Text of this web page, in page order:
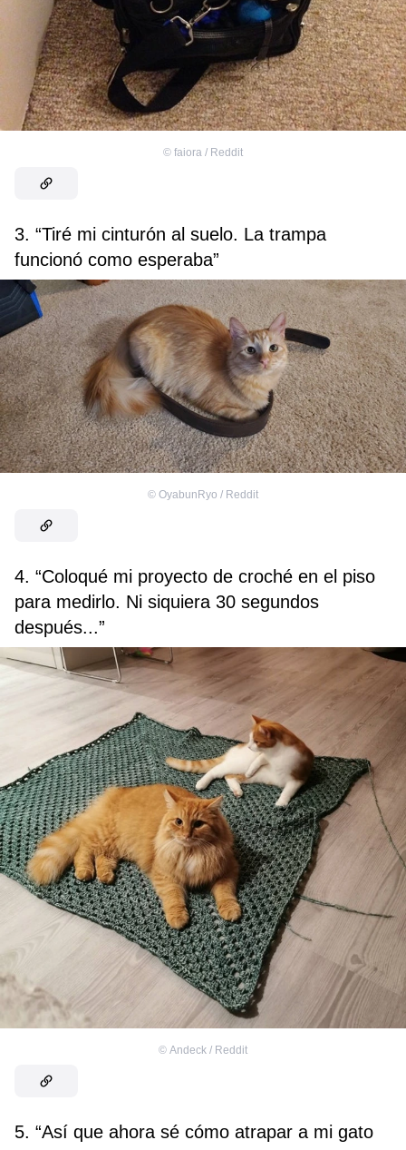
© faiora / Reddit
3. “Tiré mi cinturón al suelo. La trampa
funcionó como esperaba”
© OyabunRyo / Reddit
4. “Coloqué mi proyecto de croché en el piso
para medirlo. Ni siquiera 30 segundos
después...”
© Andeck / Reddit
5. “Así que ahora sé cómo atrapar a mi gato